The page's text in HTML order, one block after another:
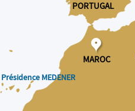
PORTUGAL
MAROC
MEDENER